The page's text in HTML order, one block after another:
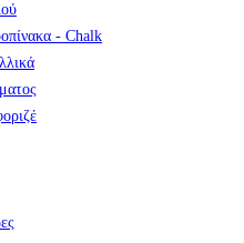
- Chalk